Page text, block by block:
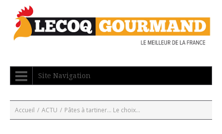
Site Navigation
Accueil / ACTU / Pâtes à tartiner… Le choix...